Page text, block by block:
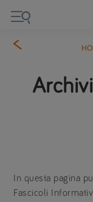
In questa pagina
Fascicoli